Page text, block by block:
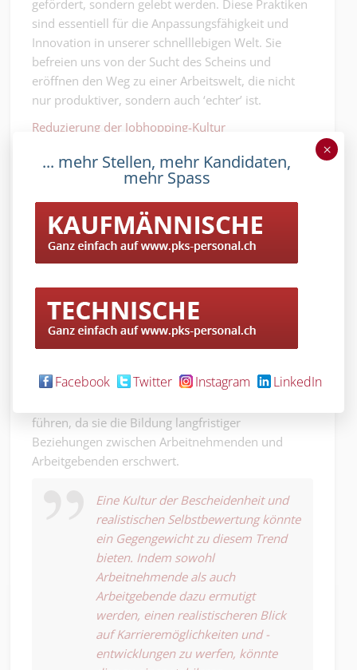
gefördert, sondern gelebt werden. Diese Praktiken
sind essentiell für die Anpassungsfähigkeit und
Innovation in unserer schnelllebigen Welt. Sie
befreien uns von der Sucht des Scheins und
eröffnen den Weg zu einer Arbeitswelt, die nicht
nur produktiver, sondern auch ‘echter’ ist.
Reduzierung der Jobhopping-Kultur
Viele Unternehmen erleben in einem
Arbeitnehmendenmarkt häufig eine hohe
Mitarbeiterfluktuation, ein Phänomen, das
teilweise durch die unermüdliche Jagd nach
vermeintlich grossen Chancen angetrieben wird.
Diese Chancen werden oft in den sozialen Medien
Erwartungen und das Streben der Menschen
beeinflusst. Viele Arbeitnehmende finden sich in
einem ständigen Zyklus des Wechsels, getrieben
von der Hoffnung auf eine bessere Position,
des Neuen. Diese ständige Suche kann jedoch zu
führen, da sie die Bildung langfristiger
Beziehungen zwischen Arbeitnehmenden und
Arbeitgebenden erschwert.
Eine Kultur der Bescheidenheit und
realistischen Selbstbewertung könnte
ein Gegengewicht zu diesem Trend
bieten. Indem sowohl
Arbeitnehmende als auch
Arbeitgebende dazu ermutigt
werden, einen realistischeren Blick
auf Karrieremöglichkeiten und -
entwicklungen zu werfen, könnte
... mehr Stellen, mehr Kandidaten,
mehr Spass
Facebook Twitter Instagram LinkedIn
×